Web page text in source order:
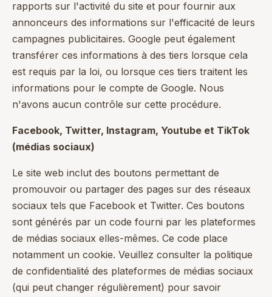
rapports sur l'activité du site et pour fournir aux
annonceurs des informations sur l'efficacité de leurs
campagnes publicitaires. Google peut également
transférer ces informations à des tiers lorsque cela
est requis par la loi, ou lorsque ces tiers traitent les
informations pour le compte de Google. Nous
n'avons aucun contrôle sur cette procédure.
Facebook, Twitter, Instagram, Youtube et TikTok
(médias sociaux)
Le site web inclut des boutons permettant de
promouvoir ou partager des pages sur des réseaux
sociaux tels que Facebook et Twitter. Ces boutons
sont générés par un code fourni par les plateformes
de médias sociaux elles-mêmes. Ce code place
notamment un cookie. Veuillez consulter la politique
de confidentialité des plateformes de médias sociaux
(qui peut changer régulièrement) pour savoir